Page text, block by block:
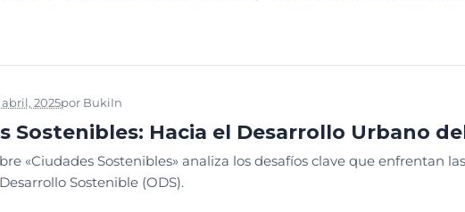
abril, 2025por BukiIn
Sostenibles: Hacia el Desarrollo Urbano
«Ciudades Sostenibles» analiza los desafíos clave que enfrentan
Sostenible (ODS).